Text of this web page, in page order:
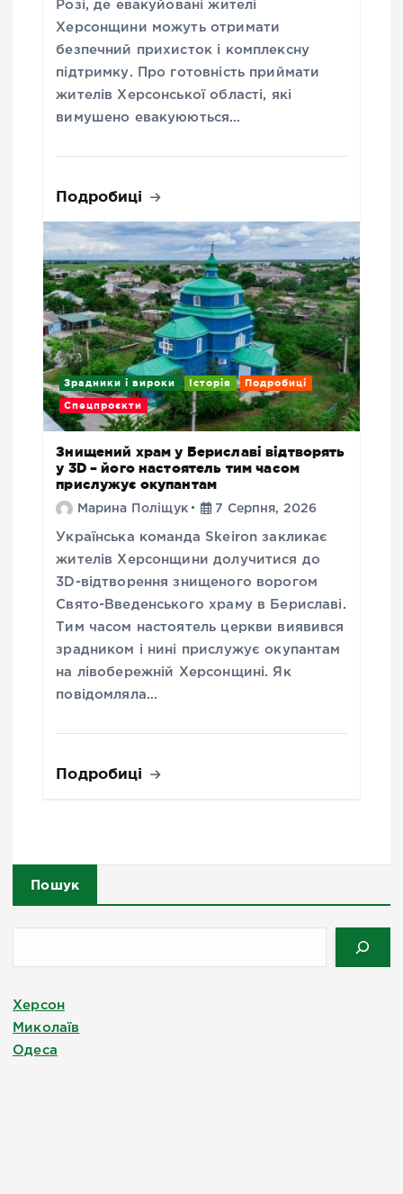
Розі, де евакуйовані жителі
Херсонщини можуть отримати
безпечний прихисток і комплексну
підтримку. Про готовність приймати
жителів Херсонської області, які
вимушено евакуюються…
Подробиці
Зрадники і вироки Історія Подробиці
Спецпроєкти
Знищений храм у Бериславі відтворять
у 3D – його настоятель тим часом
прислужує окупантам
Марина Поліщук 7 Серпня, 2026
Українська команда Skeiron закликає
жителів Херсонщини долучитися до
3D-відтворення знищеного ворогом
Свято-Введенського храму в Бериславі.
Тим часом настоятель церкви виявився
зрадником і нині прислужує окупантам
на лівобережній Херсонщині. Як
повідомляла…
Подробиці
Пошук
Херсон
Миколаїв
Одеса